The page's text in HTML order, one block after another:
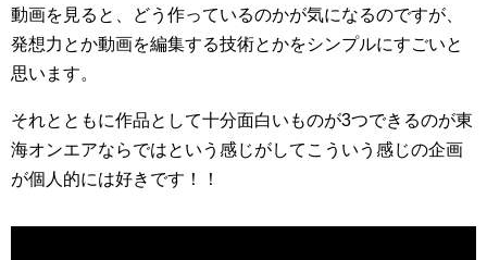
動画を見ると、どう作っているのかが気になるのですが、
発想力とか動画を編集する技術とかをシンプルにすごいと
思います。
それとともに作品として十分面白いものが3つできるのが東
海オンエアならではという感じがしてこういう感じの企画
が個人的には好きです！！